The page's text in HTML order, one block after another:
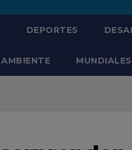
DEPORTES
MUNDIALES